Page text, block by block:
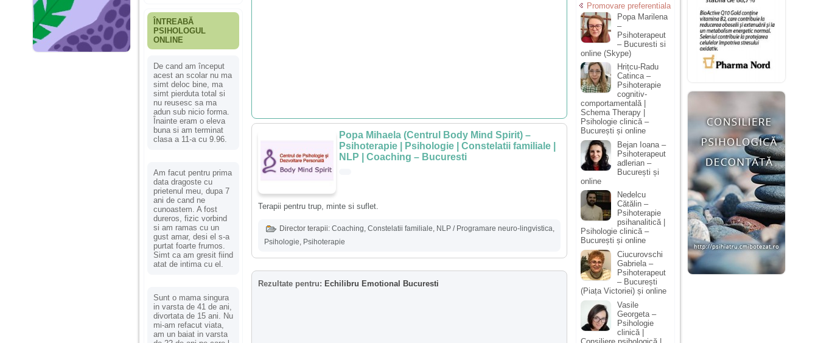
ÎNTREABĂ
PSIHOLOGUL
ONLINE
De cand am început
acest an scolar nu ma
simt deloc bine, ma
simt pierduta total si
nu reusesc sa ma
adun sub nicio forma.
Înainte eram o eleva
buna si am terminat
clasa a 11-a cu 9.96.
Am facut pentru prima
data dragoste cu
prietenul meu, dupa 7
ani de cand ne
cunoastem. A fost
dureros, fizic vorbind
si am ramas cu un
gust amar, desi el s-a
purtat foarte frumos.
Simt ca am gresit fiind
atat de intima cu el.
Sunt o mama singura
in varsta de 41 de ani,
divortata de 15 ani. Nu
mi-am refacut viata,
am un baiat in varsta
Popa Mihaela (Centrul Body Mind Spirit) –
Psihoterapie | Psihologie | Constelatii familiale |
NLP | Coaching – Bucuresti
Terapii pentru trup, minte si suflet.
Director terapii: Coaching, Constelatii familiale, NLP / Programare neuro-lingvistica,
Psihologie, Psihoterapie
Rezultate pentru: Echilibru Emotional Bucuresti
Promovare preferentiala
Popa Marilena
–
Psihoterapeut
– Bucuresti si
online (Skype)
Hrițcu-Radu
Catinca –
Psihoterapie
cognitiv-
comportamentală |
Schema Therapy |
Psihologie clinică –
București și online
Bejan Ioana –
Psihoterapeut
adlerian –
București și
online
Nedelcu
Cătălin –
Psihoterapie
psihanalitică |
Psihologie clinică –
București și online
Ciucurovschi
Gabriela –
Psihoterapeut
– București
(Piața Victoriei) și online
Vasile
Georgeta –
Psihologie
clinică |